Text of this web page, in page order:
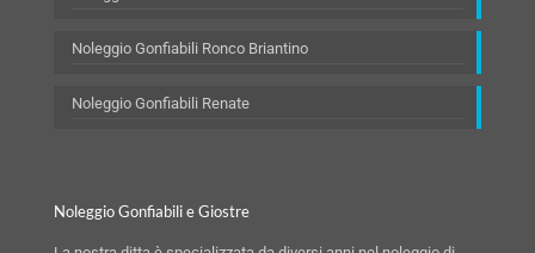
Noleggio Gonfiabili Ronco Briantino
Noleggio Gonfiabili Renate
Noleggio Gonfiabili e Giostre